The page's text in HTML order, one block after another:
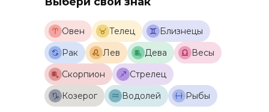
Овен Телец
Близнецы
Рак
Лев Дева
Весы
Скорпион
Стрелец
Козерог
Водолей Рыбы